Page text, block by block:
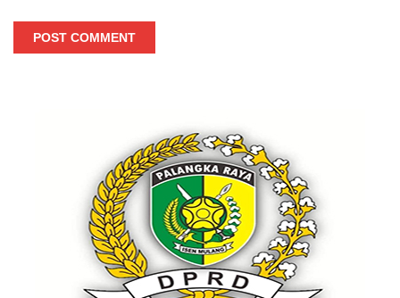
POST COMMENT